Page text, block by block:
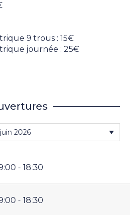
9 trous : 15€
journée : 25€
- 18:30
- 18:30